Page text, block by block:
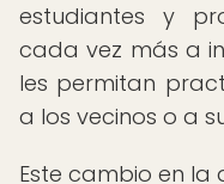
estudiantes y
cada vez más a
les permitan
a los vecinos o a
Este cambio en